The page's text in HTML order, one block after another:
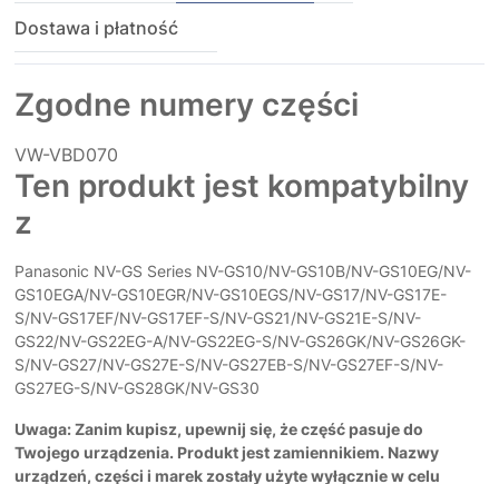
Dostawa i płatność
Zgodne numery części
VW-VBD070
Ten produkt jest kompatybilny
z
Panasonic NV-GS Series NV-GS10/NV-GS10B/NV-GS10EG/NV-
GS10EGA/NV-GS10EGR/NV-GS10EGS/NV-GS17/NV-GS17E-
S/NV-GS17EF/NV-GS17EF-S/NV-GS21/NV-GS21E-S/NV-
GS22/NV-GS22EG-A/NV-GS22EG-S/NV-GS26GK/NV-GS26GK-
S/NV-GS27/NV-GS27E-S/NV-GS27EB-S/NV-GS27EF-S/NV-
GS27EG-S/NV-GS28GK/NV-GS30
Uwaga: Zanim kupisz, upewnij się, że część pasuje do
Twojego urządzenia. Produkt jest zamiennikiem. Nazwy
urządzeń, części i marek zostały użyte wyłącznie w celu